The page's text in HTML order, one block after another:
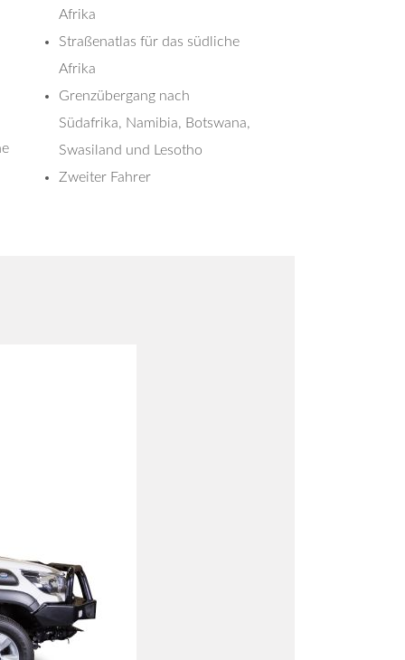
Afrika
Straßenatlas für das südliche
Afrika
Grenzübergang nach
Südafrika, Namibia, Botswana,
Swasiland und Lesotho
Zweiter Fahrer